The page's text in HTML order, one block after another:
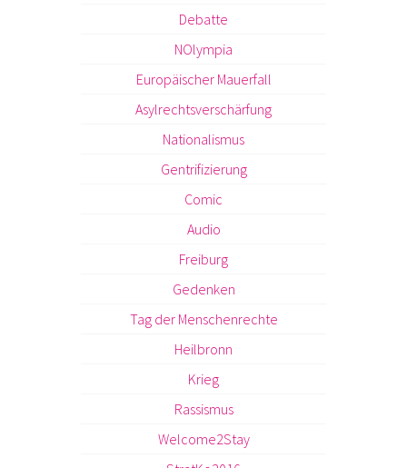
Debatte
NOlympia
Europäischer Mauerfall
Asylrechtsverschärfung
Nationalismus
Gentrifizierung
Comic
Audio
Freiburg
Gedenken
Tag der Menschenrechte
Heilbronn
Krieg
Rassismus
Welcome2Stay